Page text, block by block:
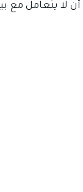
لا يتعامل مع